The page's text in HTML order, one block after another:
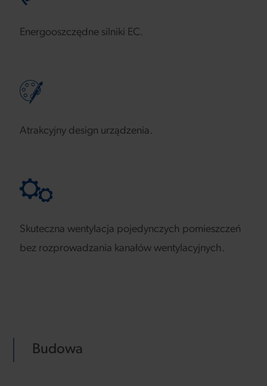
Energooszczędne silniki EC.
Atrakcyjny design urządzenia.
Skuteczna wentylacja pojedynczych pomieszczeń
bez rozprowadzania kanałów wentylacyjnych.
Budowa